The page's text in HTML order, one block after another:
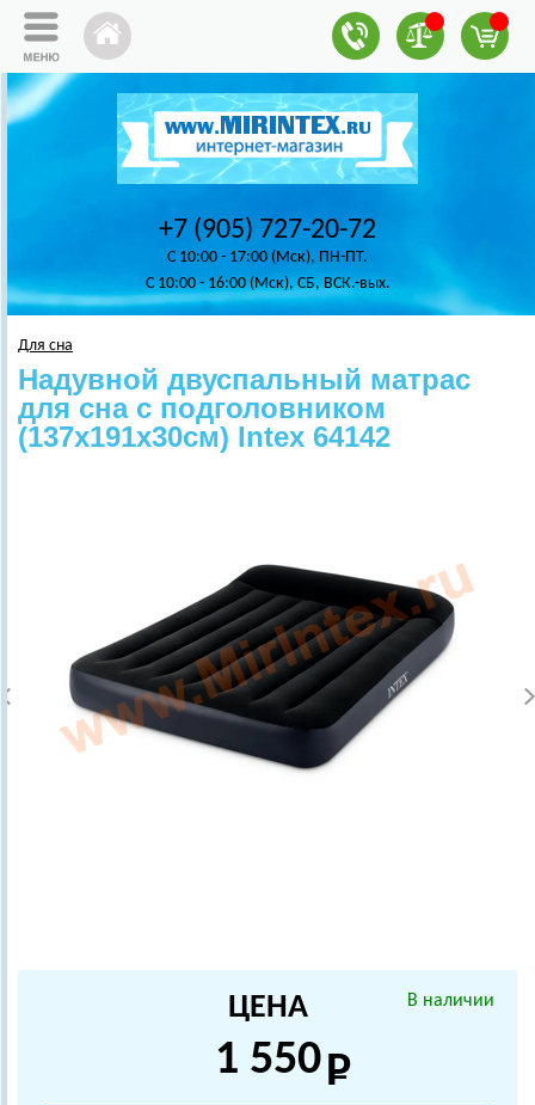
+7 (905) 727-20-72
C 10:00 - 17:00 (Мск), ПН-ПТ.
C 10:00 - 16:00 (Мск), СБ, ВСК.-вых.
Для сна
Надувной двуспальный матрас
для сна с подголовником
(137х191х30см) Intex 64142
В наличии
ЦЕНА
1 550